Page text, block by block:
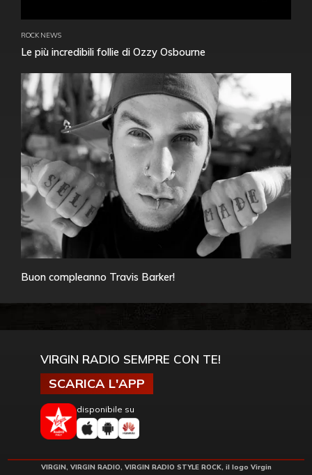
ROCK NEWS
Le più incredibili follie di Ozzy Osbourne
Buon compleanno Travis Barker!
VIRGIN RADIO SEMPRE CON TE!
SCARICA L'APP
disponibile su
VIRGIN, VIRGIN RADIO, VIRGIN RADIO STYLE ROCK, il logo Virgin